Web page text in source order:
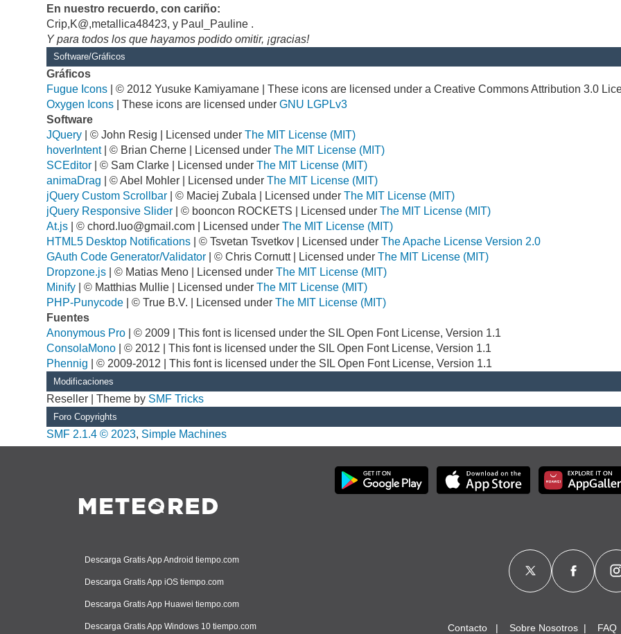
En nuestro recuerdo, con cariño:
Crip,K@,metallica48423, y Paul_Pauline .
Y para todos los que hayamos podido omitir, ¡gracias!
Software/Gráficos
Gráficos
Fugue Icons | © 2012 Yusuke Kamiyamane | These icons are licensed under a Creative Commons Attribution 3.0
Oxygen Icons | These icons are licensed underGNU LGPLv3
Software
JQuery | © John Resig | Licensed underThe MIT License (MIT)
hoverIntent| © Brian Cherne | Licensed underThe MIT License (MIT)
SCEditor | © Sam Clarke | Licensed underThe MIT License (MIT)
animaDrag | © Abel Mohler | Licensed underThe MIT License (MIT)
jQuery Custom Scrollbar | © Maciej Zubala | Licensed underThe MIT License (MIT)
jQuery Responsive Slider | © booncon ROCKETS | Licensed underThe MIT License (MIT)
At.js | ©chord.luo@gmail.com | Licensed underThe MIT License (MIT)
HTML5 Desktop Notifications | © Tsvetan Tsvetkov | Licensed underThe Apache License Version 2.0
GAuth Code Generator/Validator | © Chris Cornutt | Licensed underThe MIT License (MIT)
Dropzone.js | © Matias Meno | Licensed underThe MIT License (MIT)
Minify | © Matthias Mullie | Licensed underThe MIT License (MIT)
PHP-Punycode | © True B.V. | Licensed underThe MIT License (MIT)
Fuentes
Anonymous Pro | © 2009 | This font is licensed under the SIL Open Font License, Version 1.1
ConsolaMono | © 2012 | This font is licensed under the SIL Open Font License, Version 1.1
Phennig | © 2009-2012 | This font is licensed under the SIL Open Font License, Version 1.1
Modificaciones
Reseller | Theme by SMF Tricks
Foro Copyrights
SMF 2.1.4 © 2023, Simple Machines
Descarga Gratis App Android tiempo.com
Descarga Gratis App iOS tiempo.com
Descarga Gratis App Huawei tiempo.com
Descarga Gratis App Windows 10 tiempo.com Contacto Sobre Nosotros FAQ